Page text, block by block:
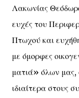
Λακωνίας
ευχές του
Πτωχού και
με όμορφες
ματιά» όλων μας,
ιδιαίτερα στους